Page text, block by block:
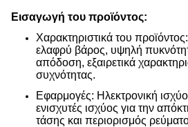
Εισαγωγή του προϊόντος:
Χαρακτηριστικά του
ελαφρύ βάρος, υψηλή
απόδοση, εξαιρετικά
συχνότητας.
Εφαρμογές: Ηλεκτρονική
ενισχυτές ισχύος για την
τάσης και περιορισμός